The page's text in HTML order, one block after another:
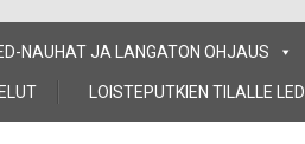
NAUHAT JA LANGATON OHJAUS
LOISTEPUTKIEN TILALLE LED